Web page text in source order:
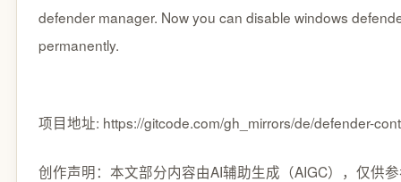
defender manager. Now you can disable windows
permanently.
项目地址: https://gitcode.com/gh_mirrors/de/defender-
创作声明：本文部分内容由AI辅助生成（AIGC），仅供